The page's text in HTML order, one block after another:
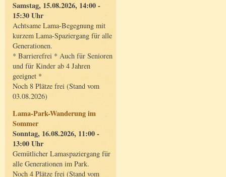
Samstag, 15.08.2026, 14:00 -
15:30 Uhr
Achtsame Lama-Begegnung mit
kurzem Lama-Spaziergang für alle
Generationen.
* Barrierefrei * Auch für Senioren
und für Kinder ab 4 Jahren
geeignet *
Noch 8 Plätze frei (Stand vom
03.08.2026)
Lama-Park-Wanderung im
Sommer
Sonntag, 16.08.2026, 11:00 -
13:00 Uhr
Gemütlicher Lamaspaziergang für
alle Generationen im Park.
Noch 4 Plätze frei (Stand vom